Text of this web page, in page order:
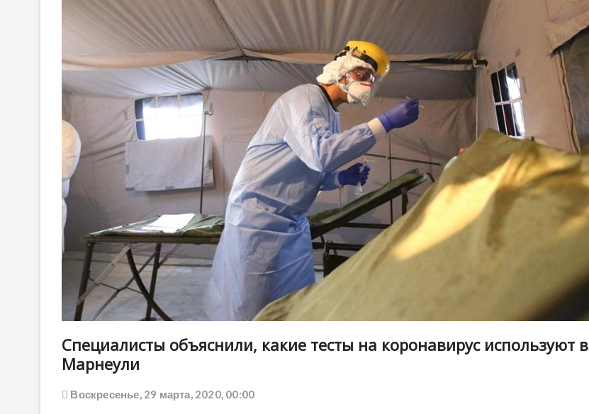
Специалисты объяснили, какие тесты на коронавирус используют в
Марнеули
Воскресенье, 29 марта, 2020, 00:00